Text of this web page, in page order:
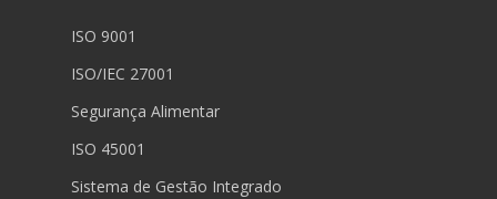
ISO 9001
ISO/IEC 27001
Segurança Alimentar
ISO 45001
Sistema de Gestão Integrado